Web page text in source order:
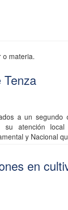
o materia.
Tenza
a un
atención local
y Nacional
en